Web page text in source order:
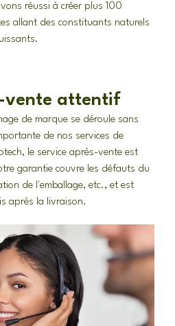
réussi à créer plus 100
allant des constituants naturels
vente attentif
de marque se déroule sans
de nos services de
le service après-vente est
garantie couvre les défauts du
de l'emballage, etc., et est
après la livraison.